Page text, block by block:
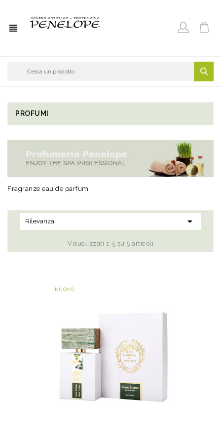
view_headline
PROFUMI
Fragranze eau de parfum
Rilevanza 
Visualizzati 1-5 su 5 articoli
NUOVO